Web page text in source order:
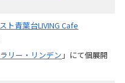
ト青葉台LIVING Cafe
リー・リンデン 」にて個展開